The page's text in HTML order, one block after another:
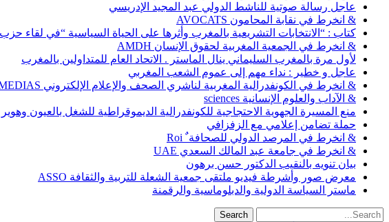
عاجل رسالة صوتية للناشط الدولي عبد المجيد الإدريسي
& انخرط في نقابة المحامون AVOCATS
كتاب : “الانتخابات التشريعية بالمغرب وأثرها على الحياة السياسية “في لقاء
& انخرط في الجمعية المغربية لحقوق الإنسان AMDH
لأول مرة بالمغرب السليماني ينال الماستر . الاتحاد العام للمتداولين بالمغرب
عاجل و خطير : نداء مهم إلى عموم الشعب المغربي
& انخرط في الكونفدرالية المغربية لناشري الصحف والإعلام الإلكتروني MEDIAS
& الآداب والعلوم الإنسانية sciences
منع المسيرة الجهوية الاحتجاجية للكونفدرالية الديموقراطية للشغل بالعيون
حملة تضامن إعلامي مع الزفزافي
& انخرط في المرصد الدولي للصحافة ٌ Roi
& انخرط في جامعة عبد المالك السعدي UAE
بيان تنويه بالنقيب الدكتور حسن برهون
معرض صور وأشرطة فيديو ملتقى جمعية الشعلة للتربية والثقافة ASSO
ماستر السياسة الدولية والدبلوماسية والرقمنة